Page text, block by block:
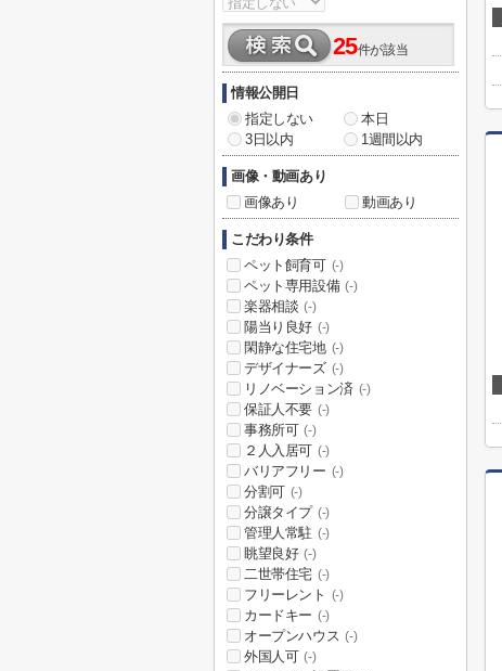
25件が該当
情報公開日
指定しない
本日
3日以内
1週間以内
画像・動画あり
画像あり
動画あり
こだわり条件
ペット飼育可 (-)
ペット専用設備 (-)
楽器相談 (-)
陽当り良好 (-)
閑静な住宅地 (-)
デザイナーズ (-)
リノベーション済 (-)
保証人不要 (-)
事務所可 (-)
２人入居可 (-)
バリアフリー (-)
分割可 (-)
分譲タイプ (-)
管理人常駐 (-)
眺望良好 (-)
二世帯住宅 (-)
フリーレント (-)
カードキー (-)
オープンハウス (-)
外国人可 (-)